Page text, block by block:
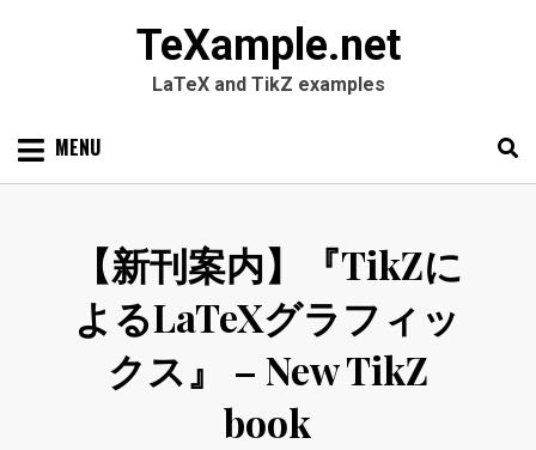
TeXample.net
LaTeX and TikZ examples
Skip MENU
【新刊案内】『TikZに
よるLaTeXグラフィッ
クス』 – New TikZ
book